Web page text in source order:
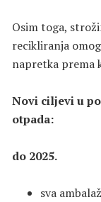
Osim toga,
recikliranja
napretka prema
Novi ciljevi u
otpada:
do 2025.
sva